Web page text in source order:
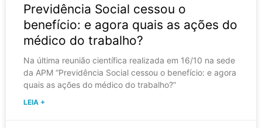
Previdência Social cessou o
benefício: e agora quais as ações do
médico do trabalho?
Na última reunião científica realizada em 16/10 na sede
da APM “Previdência Social cessou o benefício: e agora
quais as ações do médico do trabalho?”
LEIA +